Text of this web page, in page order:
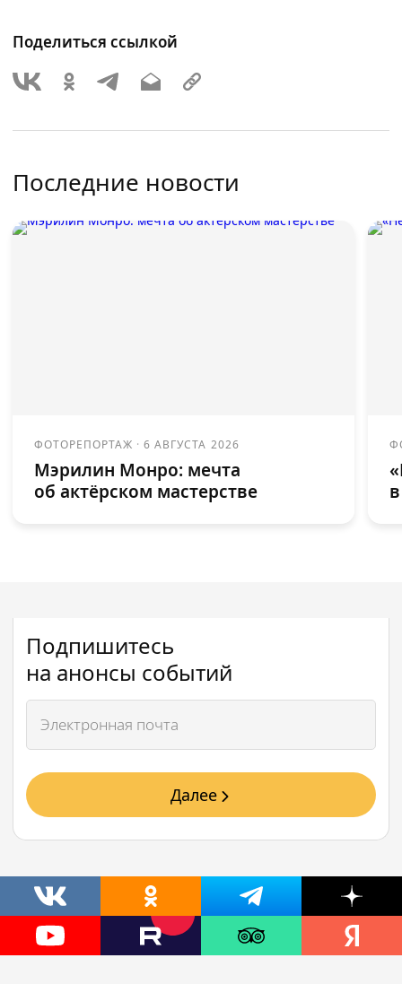
Поделиться ссылкой
Последние новости
ФОТОРЕПОРТАЖ ·6 АВГУСТА 2026
Мэрилин Монро: мечта
об актёрском мастерстве
Подпишитесь
на анонсы событий
Далее